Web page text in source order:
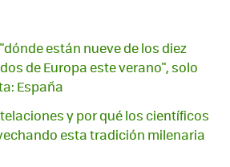
están nueve de los diez
de Europa este verano", solo
España
y por qué los científicos
esta tradición milenaria